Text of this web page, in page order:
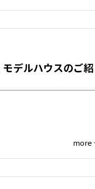
デルハウスのご紹
more